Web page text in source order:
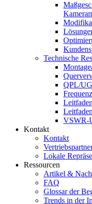
Technische
QPL/
VSWR-
Kontakt
Kontakt
Lokale
Ressourcen
Artikel &
FAQ
Glossar der
Trends in der